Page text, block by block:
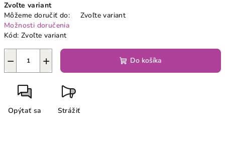
cena:
Zvoľte variant
Môžeme doručiť do:
Zvoľte variant
Možnosti doručenia
Kód: Zvoľte variant
+
− Do košíka
Opýtať sa Strážiť